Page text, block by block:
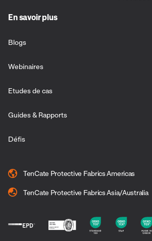
En savoir plus
Blogs
Webinaires
Etudes de cas
Guides & Rapports
Défis
TenCate Protective Fabrics Americas
TenCate Protective Fabrics Asia/Australia